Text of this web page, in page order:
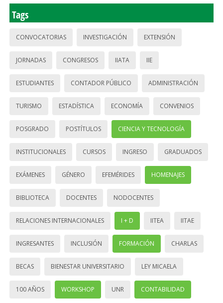
Tags
CONVOCATORIAS INVESTIGACIÓN EXTENSIÓN
JORNADAS CONGRESOS IIATA IIE
ESTUDIANTES CONTADOR PÚBLICO ADMINISTRACIÓN
TURISMO ESTADÍSTICA ECONOMÍA CONVENIOS
POSGRADO POSTÍTULOS CIENCIA Y TECNOLOGÍA
INSTITUCIONALES CURSOS INGRESO GRADUADOS
EXÁMENES GÉNERO EFEMÉRIDES HOMENAJES
BIBLIOTECA DOCENTES NODOCENTES
RELACIONES INTERNACIONALES I + D IITEA IITAE
INGRESANTES INCLUSIÓN FORMACIÓN CHARLAS
BECAS BIENESTAR UNIVERSITARIO LEY MICAELA
100 AÑOS WORKSHOP UNR CONTABILIDAD